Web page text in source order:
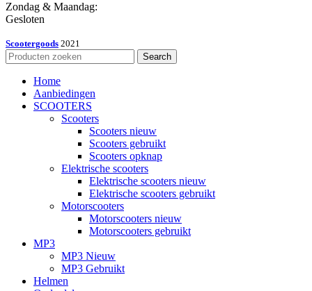
Zondag & Maandag:
Gesloten
Scootergoods 2021
Search
Home
Aanbiedingen
SCOOTERS
Scooters
Scooters nieuw
Scooters gebruikt
Scooters opknap
Elektrische scooters
Elektrische scooters nieuw
Elektrische scooters gebruikt
Motorscooters
Motorscooters nieuw
Motorscooters gebruikt
MP3
MP3 Nieuw
MP3 Gebruikt
Helmen